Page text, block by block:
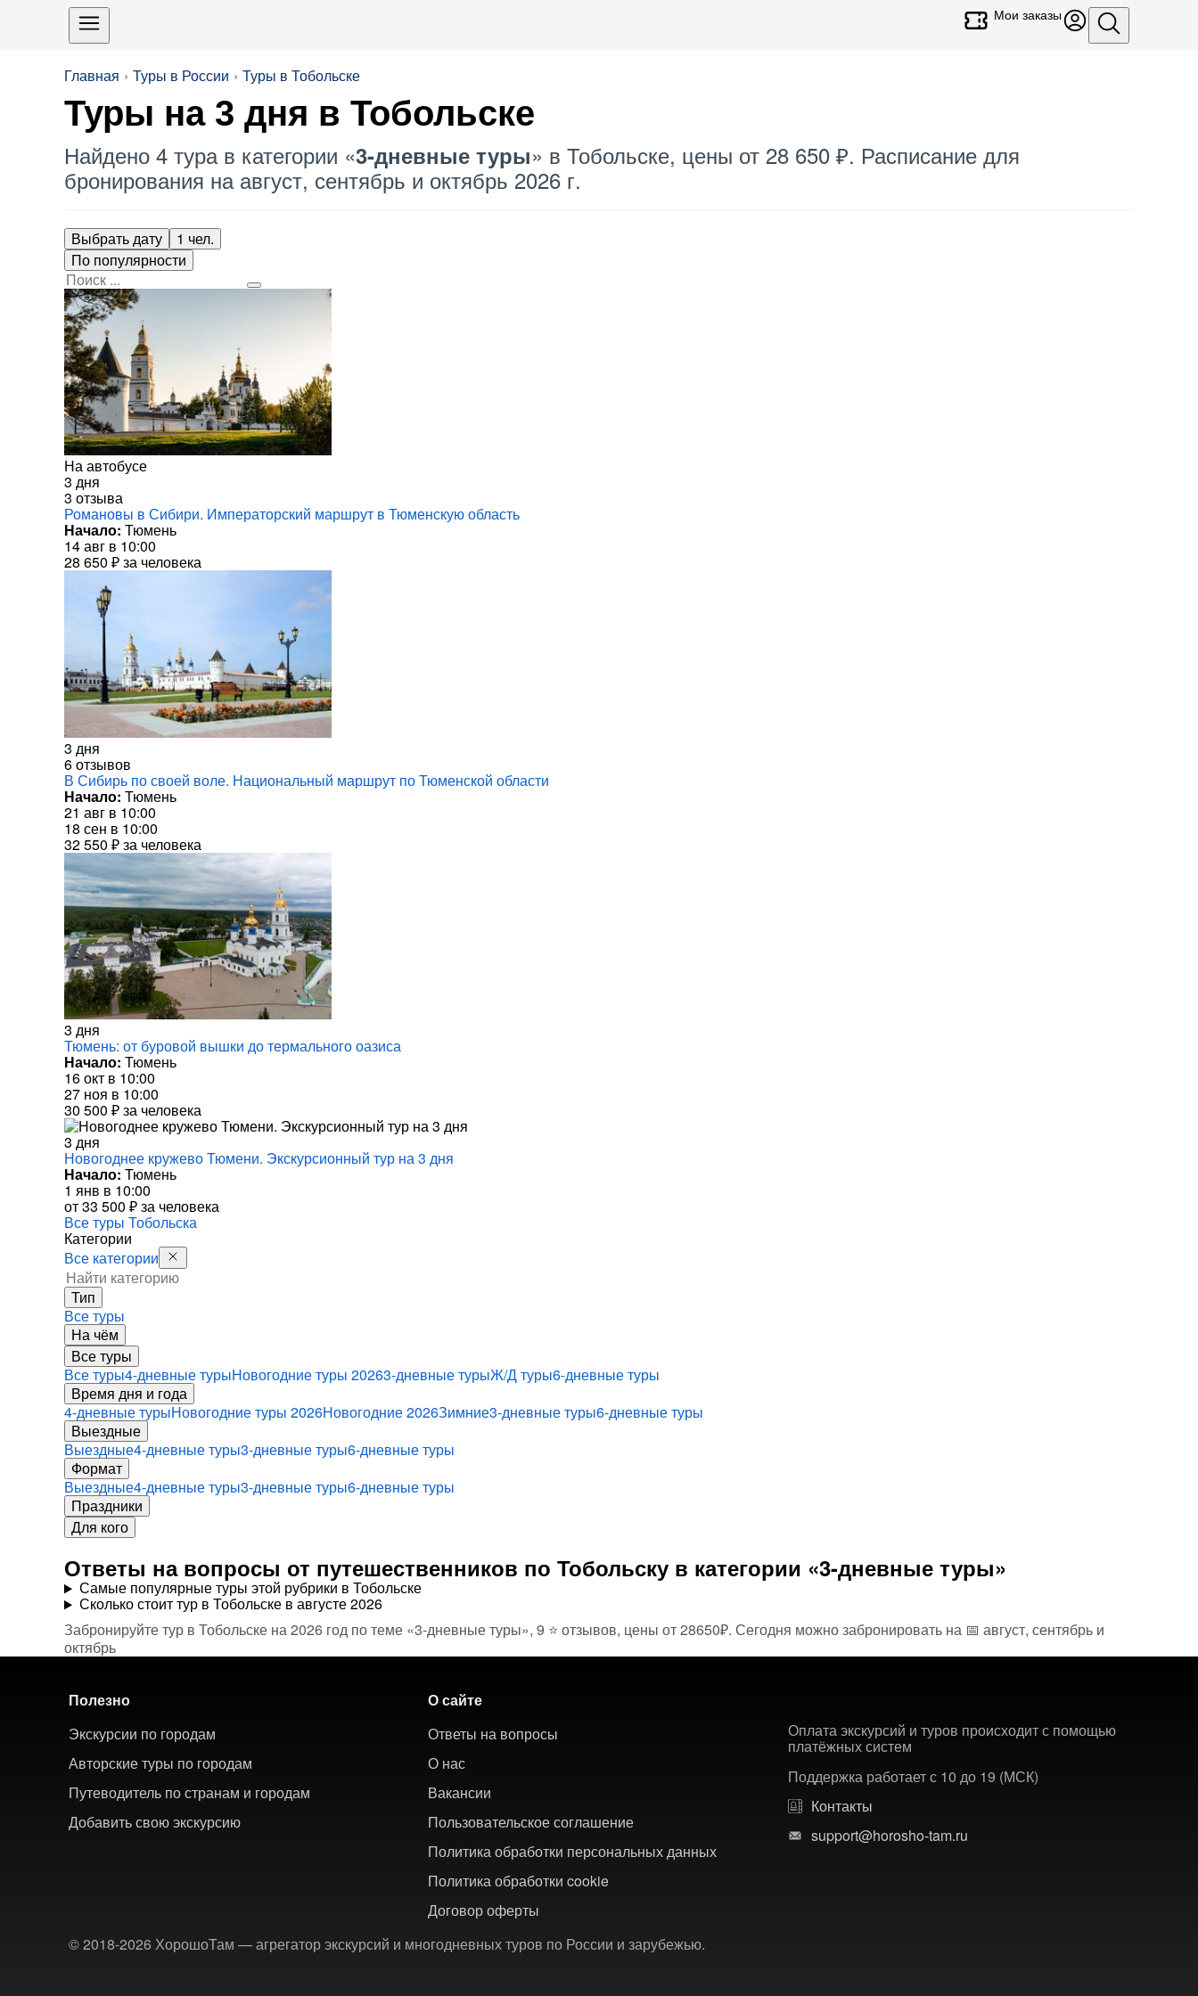
Мои заказы
Главная Туры в России Туры в Тобольске
Туры на 3 дня в Тобольске
Найдено 4 тура в категории «3-дневные туры» в Тобольске, цены от 28 650 ₽. Расписание для
бронирования на август, сентябрь и октябрь 2026 г.
Выбрать дату
1 чел.
По популярности
На автобусе
3 дня
3 отзыва
Романовы в Сибири. Императорский маршрут в Тюменскую область
Начало: Тюмень
14 авг в 10:00
28 650 ₽за человека
3 дня
6 отзывов
В Сибирь по своей воле. Национальный маршрут по Тюменской области
Начало: Тюмень
21 авг в 10:00
18 сен в 10:00
32 550 ₽за человека
3 дня
Тюмень: от буровой вышки до термального оазиса
Начало: Тюмень
16 окт в 10:00
27 ноя в 10:00
30 500 ₽за человека
3 дня
Новогоднее кружево Тюмени. Экскурсионный тур на 3 дня
Начало: Тюмень
1 янв в 10:00
от33 500 ₽за человека
Все туры Тобольска
Категории
Все категории
Тип
Все туры
На чём
Все туры
Все туры4-дневные турыНовогодние туры 20263-дневные турыЖ/Д туры6-дневные туры
Время дня и года
4-дневные турыНовогодние туры 2026Новогодние 2026Зимние3-дневные туры6-дневные туры
Выездные
Выездные4-дневные туры3-дневные туры6-дневные туры
Формат
Выездные4-дневные туры3-дневные туры6-дневные туры
Праздники
Для кого
Ответы на вопросы от путешественников по Тобольску в категории «3-дневные туры»
Самые популярные туры этой рубрики в Тобольске
Сколько стоит тур в Тобольске в августе 2026
Забронируйте тур в Тобольске на 2026 год по теме «3-дневные туры», 9 ⭐ отзывов, цены от 28650₽. Сегодня можно забронировать на 📅 август, сентябрь и
октябрь
Полезно
Экскурсии по городам
Авторские туры по городам
Путеводитель по странам и городам
Добавить свою экскурсию
О сайте
Ответы на вопросы
О нас
Вакансии
Пользовательское соглашение
Политика обработки персональных данных
Политика обработки cookie
Договор оферты
Оплата экскурсий и туров происходит с помощью
платёжных систем
Поддержка работает с 10 до 19 (МСК)
Контакты
support@horosho-tam.ru
© 2018-2026 ХорошоТам — агрегатор экскурсий и многодневных туров по России и зарубежью.